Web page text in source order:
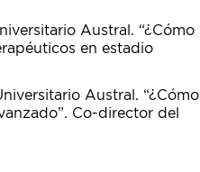
Austral. “¿Cómo
en estadio
Austral. “¿Cómo
Co-director del